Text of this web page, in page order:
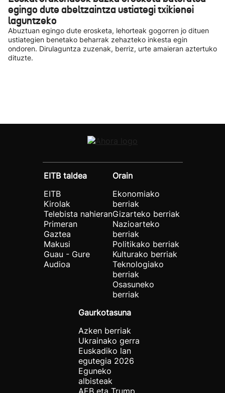
egingo dute abeltzaintza ustiategi txikienei
laguntzeko
Abuztuan egingo dute erosketa, lehorteak gogorren jo dituen
ustiategien benetako beharrak zehazteko inkesta egin
ondoren. Dirulaguntza zuzenak, berriz, urte amaieran aztertuko
dituzte.
EITB taldea
EITB
Kirolak
Telebista nahieran
Primeran
Gaztea
Makusi
Guau - Gure
Audioa
Orain
Ekonomiako
berriak
Gizarteko berriak
Nazioarteko
berriak
Politikako berriak
Kulturako berriak
Teknologiako
berriak
Osasuneko
berriak
Gaurkotasuna
Azken berriak
Ukrainako gerra
Euskadiko lan
egutegia 2026
Eguneko
albisteak
AEB eta Trump